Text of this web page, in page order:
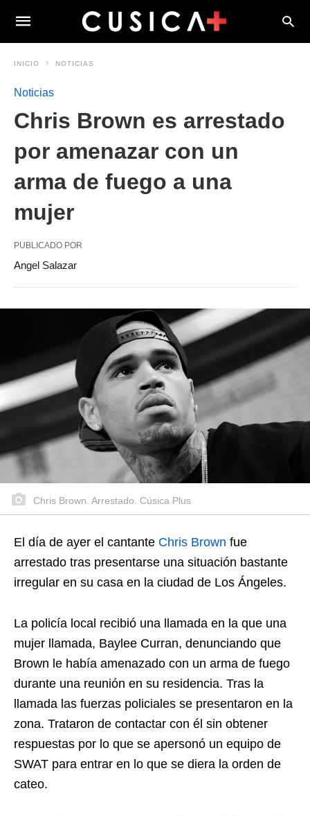
INICIO NOTICIAS
Noticias
Chris Brown es arrestado
por amenazar con un
arma de fuego a una
mujer
PUBLICADO POR
Angel Salazar
Chris Brown. Arrestado. Cúsica Plus
El día de ayer el cantante Chris Brown fue
arrestado tras presentarse una situación bastante
irregular en su casa en la ciudad de Los Ángeles.
La policía local recibió una llamada en la que una
mujer llamada, Baylee Curran, denunciando que
Brown le había amenazado con un arma de fuego
durante una reunión en su residencia. Tras la
llamada las fuerzas policiales se presentaron en la
zona. Trataron de contactar con él sin obtener
respuestas por lo que se apersonó un equipo de
SWAT para entrar en lo que se diera la orden de
cateo.